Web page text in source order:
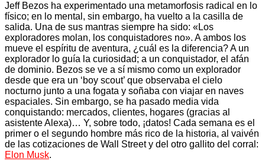
Jeff Bezos ha experimentado una metamorfosis radical en lo
físico; en lo mental, sin embargo, ha vuelto a la casilla de
salida. Una de sus mantras siempre ha sido: «Los
exploradores molan, los conquistadores no». A ambos los
mueve el espíritu de aventura, ¿cuál es la diferencia? A un
explorador lo guía la curiosidad; a un conquistador, el afán
de dominio. Bezos se ve a sí mismo como un explorador
desde que era un ‘boy scout’ que observaba el cielo
nocturno junto a una fogata y soñaba con viajar en naves
espaciales. Sin embargo, se ha pasado media vida
conquistando: mercados, clientes, hogares (gracias al
asistente Alexa)… Y, sobre todo, ¡datos! Cada semana es el
primer o el segundo hombre más rico de la historia, al vaivén
de las cotizaciones de Wall Street y del otro gallito del corral:
Elon Musk.